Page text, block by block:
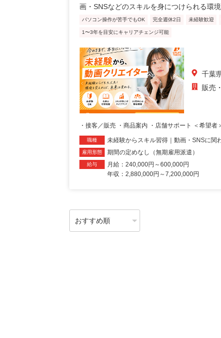
画・SNSなどのスキルを身につけられる環境
パソコン操作が苦手でもOK 完全週休2日 未経験歓迎
1〜3年を目安にキャリアチェンジ可能
千葉
販売
・接客／販売 ・商品案内 ・店舗サポート ＜希望者
職種 未経験からスキル習得｜動画・SNSに関
雇用形態 期間の定めなし（無期雇用派遣）
給与
月給：240,000円～600,000円
年収：2,880,000円～7,200,000円